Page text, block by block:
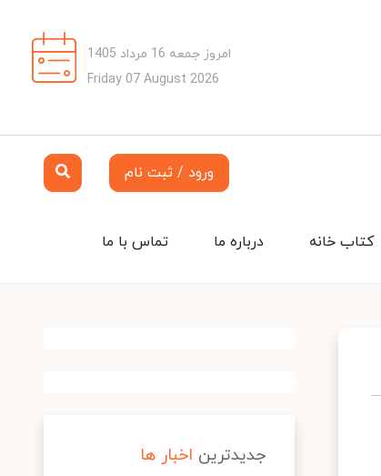
امروز جمعه 16 مرداد 1405
Friday 07 August 2026
ورود / ثبت نام
تماس با ما درباره ما کتاب خانه
جدیدترین اخبار ها